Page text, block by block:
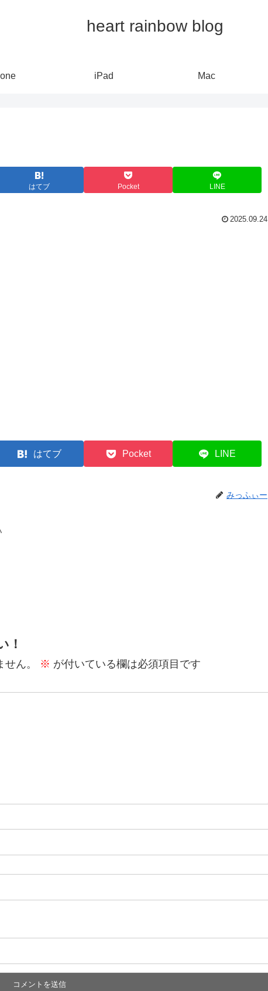
heart rainbow blog
iPad Mac
はてブ Pocket LINE
2025.09.24
はてブ Pocket LINE
みっふぃー
！
ん。 ※ が付いている欄は必須項目です